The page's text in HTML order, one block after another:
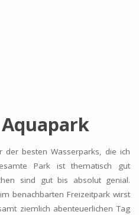
der besten Wasserparks, die ich
Park ist thematisch gut
sind gut bis absolut genial.
benachbarten Freizeitpark wirst
ziemlich abenteuerlichen Tag